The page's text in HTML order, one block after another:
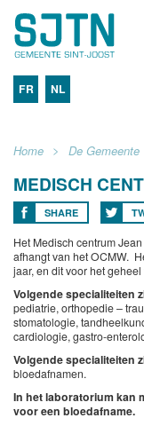
FR NL
Home De Gemeente
MEDISCH
SHARE
Het Medisch centrum
afhangt van het OCMW.
jaar, en dit voor het
Volgende specialiteiten
pediatrie, orthopedie –
stomatologie,
cardiologie, gastro-
Volgende specialiteiten
bloedafnamen.
In het laboratorium kan
voor een bloedafname.